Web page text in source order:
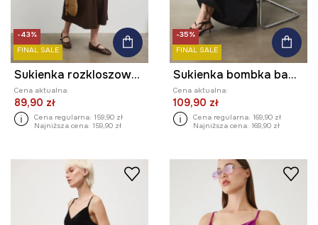
-43%
FINAL SALE
Sukienka rozkloszowana bawełniana z elastanem gładka
Cena aktualna:
89,90 zł
Cena regularna: 159,90 zł
Najniższa cena: 159,90 zł
-35%
FINAL SALE
Sukienka bombka bawełniana
Cena aktualna:
109,90 zł
Cena regularna: 169,90 zł
Najniższa cena: 169,90 zł